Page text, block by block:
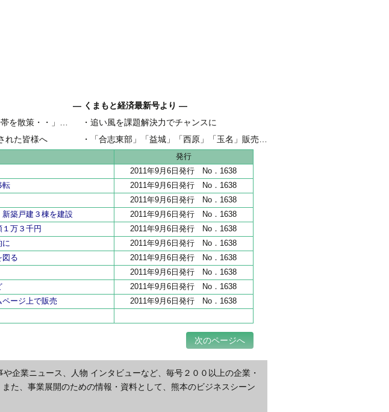
デジカメ松岡の昼散策
れた皆様へ
― くまもと経済最新号より ―
・追い風を課題解決力でチャンスに
県内地域金融 伴走支援強化し、新たな資金需要を開拓
・
「合志東部」「益城」「西原」「玉名」販売好調
県内工業団地 全206haうち65haが分譲開始
発行
2011年9月6日発行 No．1638
転
2011年9月6日発行 No．1638
2011年9月6日発行 No．1638
築戸建３棟を建設
2011年9月6日発行 No．1638
万３千円
2011年9月6日発行 No．1638
に
2011年9月6日発行 No．1638
る
2011年9月6日発行 No．1638
2011年9月6日発行 No．1638
2011年9月6日発行 No．1638
ージ上で販売
2011年9月6日発行 No．1638
次のページへ
企業ニュース、人物 インタビューなど、毎号２００以上の企業・
た、事業展開のための情報・資料として、熊本のビジネスシーン